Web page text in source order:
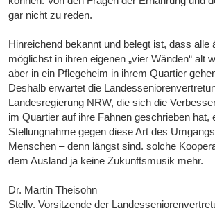
gar nicht zu reden.
Hinreichend bekannt und belegt ist, dass alle
möglichst in ihren eigenen „vier Wänden“ alt
aber in ein Pflegeheim in ihrem Quartier
Deshalb erwartet die
Landesregierung NRW, die sich die
im Quartier auf ihre Fahnen geschrieben hat,
Stellungnahme gegen diese Art des
Menschen – denn längst sind. solche
dem Ausland ja keine Zukunftsmusik mehr.
Dr. Martin Theisohn
Stellv. Vorsitzende der